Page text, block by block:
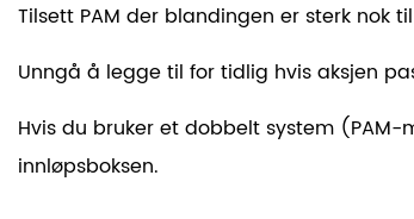
Tilsett PAM der blandingen er sterk nok
Unngå å legge til for tidlig hvis aksjen
Hvis du bruker et dobbelt system
innløpsboksen.